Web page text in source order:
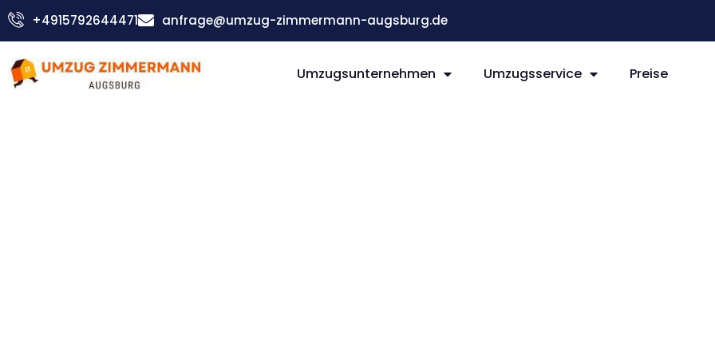
Zum
Inhalt
+4915792644471 anfrage@umzug-zimmermann-augsburg.de
Umzugsunternehmen Umzugsservice Preise